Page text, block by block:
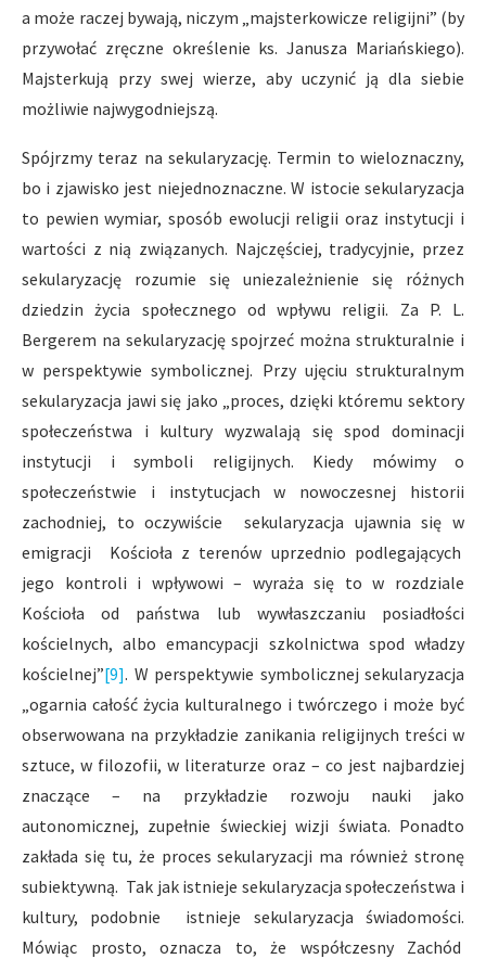
a może raczej bywają, niczym „majsterkowicze religijni” (by
przywołać zręczne określenie ks. Janusza Mariańskiego).
Majsterkują przy swej wierze, aby uczynić ją dla siebie
możliwie najwygodniejszą.
Spójrzmy teraz na sekularyzację. Termin to wieloznaczny,
bo i zjawisko jest niejednoznaczne. W istocie sekularyzacja
to pewien wymiar, sposób ewolucji religii oraz instytucji i
wartości z nią związanych. Najczęściej, tradycyjnie, przez
sekularyzację rozumie się uniezależnienie się różnych
dziedzin życia społecznego od wpływu religii. Za P. L.
Bergerem na sekularyzację spojrzeć można strukturalnie i
w perspektywie symbolicznej. Przy ujęciu strukturalnym
sekularyzacja jawi się jako „proces, dzięki któremu sektory
społeczeństwa i kultury wyzwalają się spod dominacji
instytucji i symboli religijnych. Kiedy mówimy o
społeczeństwie i instytucjach w nowoczesnej historii
zachodniej, to oczywiście sekularyzacja ujawnia się w
emigracji Kościoła z terenów uprzednio podlegających
jego kontroli i wpływowi – wyraża się to w rozdziale
Kościoła od państwa lub wywłaszczaniu posiadłości
kościelnych, albo emancypacji szkolnictwa spod władzy
kościelnej”[9]. W perspektywie symbolicznej sekularyzacja
„ogarnia całość życia kulturalnego i twórczego i może być
obserwowana na przykładzie zanikania religijnych treści w
sztuce, w filozofii, w literaturze oraz – co jest najbardziej
znaczące – na przykładzie rozwoju nauki jako
autonomicznej, zupełnie świeckiej wizji świata. Ponadto
zakłada się tu, że proces sekularyzacji ma również stronę
subiektywną. Tak jak istnieje sekularyzacja społeczeństwa i
kultury, podobnie istnieje sekularyzacja świadomości.
Mówiąc prosto, oznacza to, że współczesny Zachód